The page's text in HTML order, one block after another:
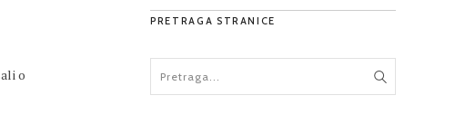
o
PRETRAGA STRANICE